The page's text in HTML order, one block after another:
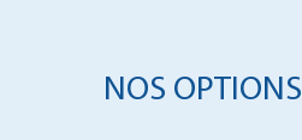
NOS OPTIONS